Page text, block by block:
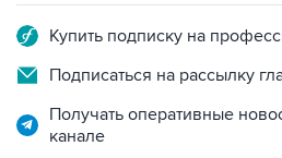
Купить подписку на
Подписаться на рассылку
Получать оперативные
канале